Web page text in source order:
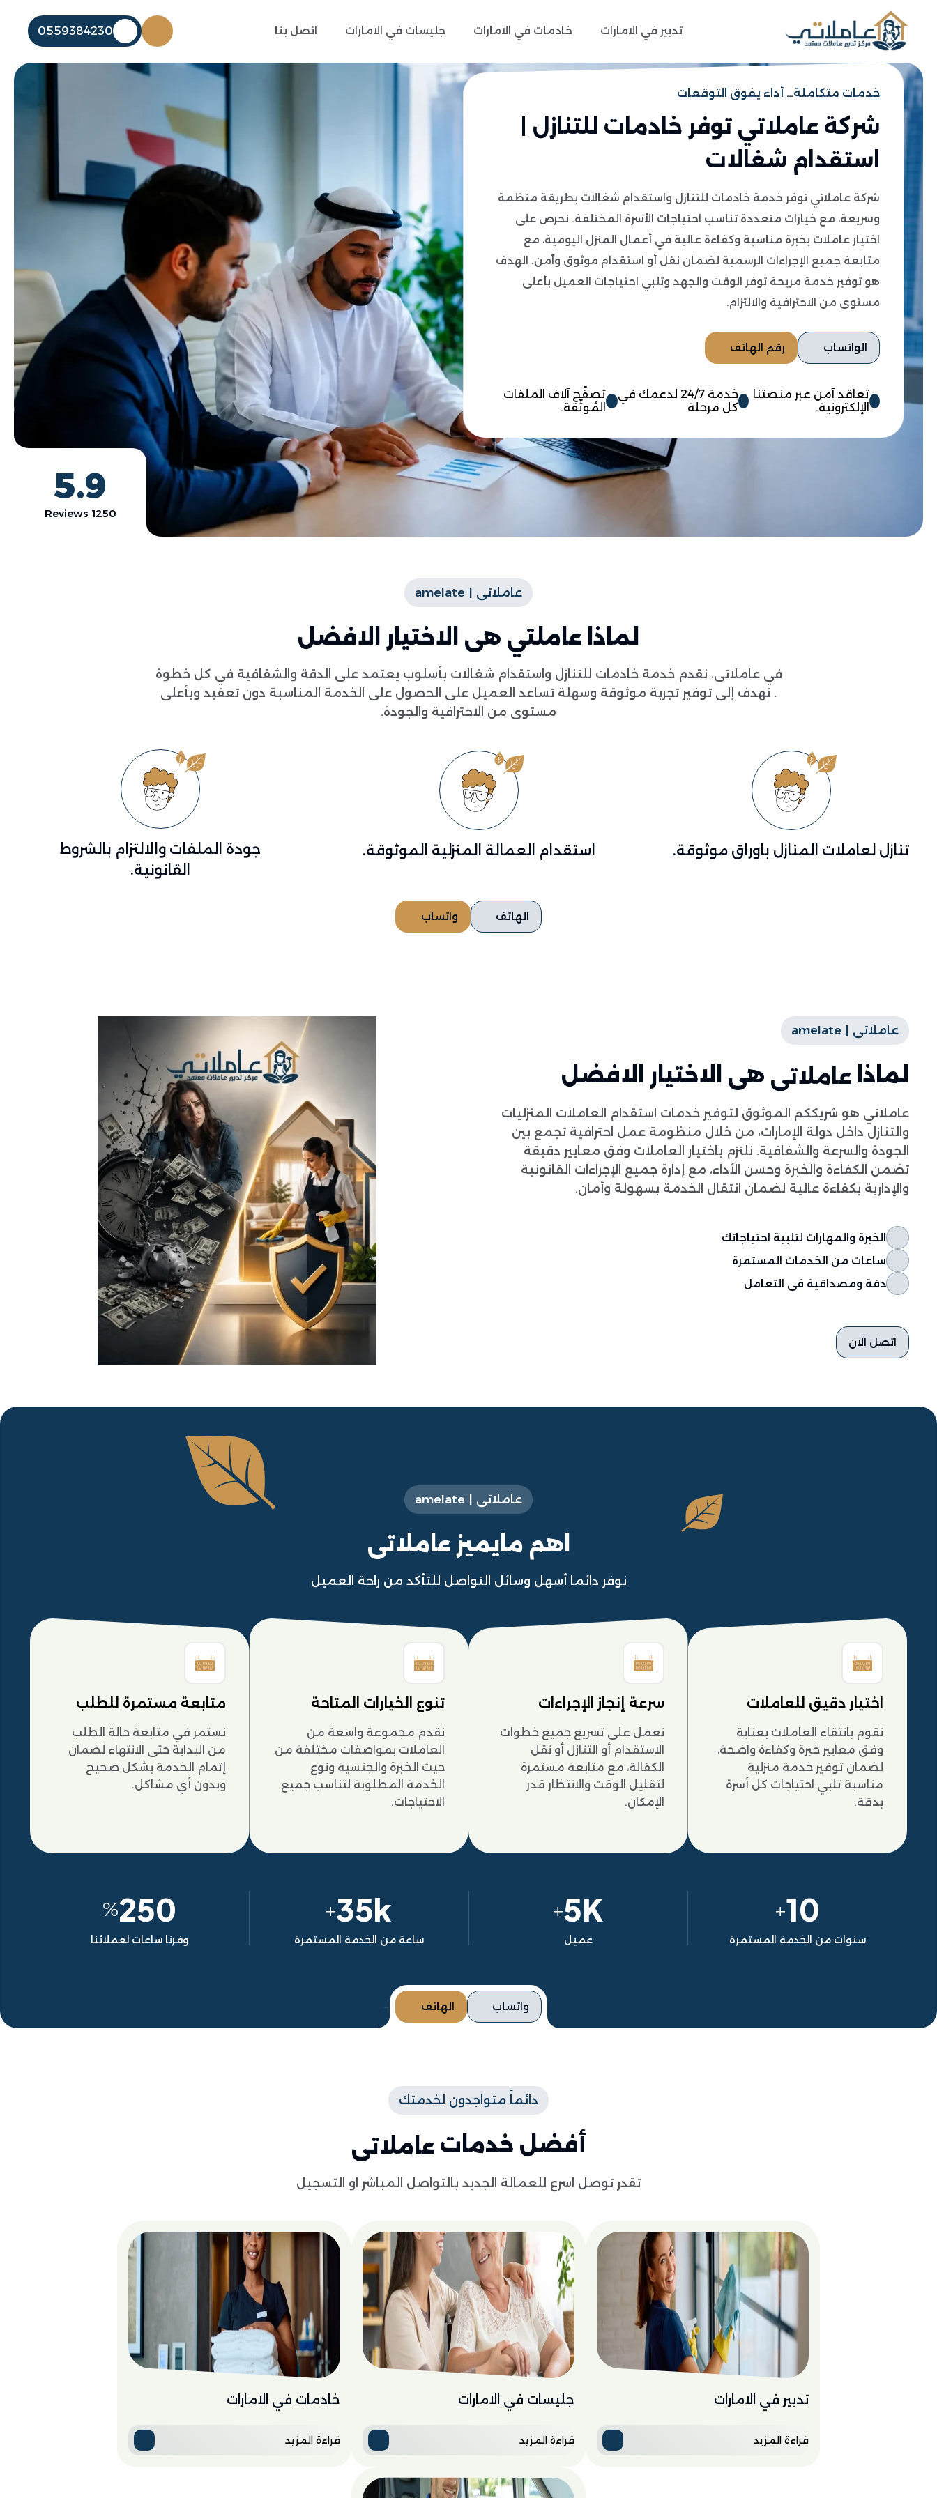
تدبير في الامارات خادمات في الامارات جليسات في الامارات اتصل بنا 0559384230
خدمات متكاملة… أداء يفوق التوقعات
شركة عاملاتي توفر خادمات للتنازل |
استقدام شغالات
شركة عاملاتي توفر خدمة خادمات للتنازل واستقدام شغالات بطريقة منظمة
وسريعة، مع خيارات متعددة تناسب احتياجات الأسرة المختلفة. نحرص على
اختيار عاملات بخبرة مناسبة وكفاءة عالية في أعمال المنزل اليومية، مع
متابعة جميع الإجراءات الرسمية لضمان نقل أو استقدام موثوق وآمن. الهدف
هو توفير خدمة مريحة توفر الوقت والجهد وتلبي احتياجات العميل بأعلى
مستوى من الاحترافية والالتزام.
الواتساب رقم الهاتف
تعاقد آمن عبر منصتنا
الإلكترونية.
خدمة 24/7 لدعمك في
كل مرحلة
تصفّح آلاف الملفات
المُوثّقة.
5.9
1250 Reviews
عاملاتى | amelate
لماذا عاملتي هى الاختيار الافضل
في عاملاتى، نقدم خدمة خادمات للتنازل واستقدام شغالات بأسلوب يعتمد على الدقة والشفافية في كل خطوة
. نهدف إلى توفير تجربة موثوقة وسهلة تساعد العميل على الحصول على الخدمة المناسبة دون تعقيد وبأعلى
مستوى من الاحترافية والجودة.
تنازل لعاملات المنازل باوراق موثوقة. استقدام العمالة المنزلية الموثوقة.
جودة الملفات والالتزام بالشروط
القانونية.
الهاتف واتساب
عاملاتى | amelate
لماذا عاملاتى هى الاختيار الافضل
عاملاتي هو شريككم الموثوق لتوفير خدمات استقدام العاملات المنزليات
والتنازل داخل دولة الإمارات، من خلال منظومة عمل احترافية تجمع بين
الجودة والسرعة والشفافية. نلتزم باختيار العاملات وفق معايير دقيقة
تضمن الكفاءة والخبرة وحسن الأداء، مع إدارة جميع الإجراءات القانونية
والإدارية بكفاءة عالية لضمان انتقال الخدمة بسهولة وأمان.
الخبرة والمهارات لتلبية احتياجاتك
ساعات من الخدمات المستمرة
دقة ومصداقية فى التعامل
اتصل الان
عاملاتى | amelate
اهم مايميز عاملاتى
نوفر دائما أسهل وسائل التواصل للتأكد من راحة العميل
اختيار دقيق للعاملات
نقوم بانتقاء العاملات بعناية
وفق معايير خبرة وكفاءة واضحة،
لضمان توفير خدمة منزلية
مناسبة تلبي احتياجات كل أسرة
بدقة.
سرعة إنجاز الإجراءات
نعمل على تسريع جميع خطوات
الاستقدام أو التنازل أو نقل
الكفالة، مع متابعة مستمرة
لتقليل الوقت والانتظار قدر
الإمكان.
تنوع الخيارات المتاحة
نقدم مجموعة واسعة من
العاملات بمواصفات مختلفة من
حيث الخبرة والجنسية ونوع
الخدمة المطلوبة لتناسب جميع
الاحتياجات.
متابعة مستمرة للطلب
نستمر في متابعة حالة الطلب
من البداية حتى الانتهاء لضمان
إتمام الخدمة بشكل صحيح
وبدون أي مشاكل.
10
+
سنوات من الخدمة المستمرة
5K
+
عميل
35k
+
ساعة من الخدمة المستمرة
250
%
وفرنا ساعات لعملائنا
واتساب الهاتف
دائماً متواجدون لخدمتك
أفضل خدماتعاملاتى
تقدر توصل اسرع للعمالة الجديد بالتواصل المباشر او التسجيل
تدبير في الامارات
قراءة المزيد
جليسات في الامارات
قراءة المزيد
خادمات في الامارات
قراءة المزيد